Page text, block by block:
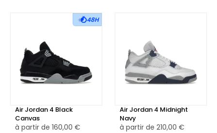
48H
Air Jordan 4 Black
Canvas
à partir de 160,00 €
Air Jordan 4 Midnight
Navy
à partir de 210,00 €